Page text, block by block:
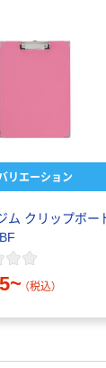
リエーション
ム クリップボー
（税込）